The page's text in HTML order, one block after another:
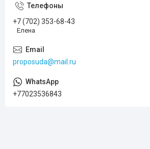
+7 (702) 353-68-43
Елена
proposuda@mail.ru
+77023536843